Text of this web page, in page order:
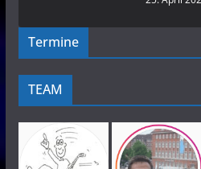
Termine
TEAM